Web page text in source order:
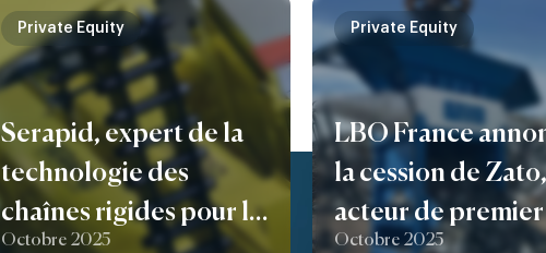
Serapid, expert de la
technologie des
chaînes rigides pour le
Octobre 2025
Private Equity
LBO France
la cession de Zato,
acteur de
Octobre 2025
Private Equity